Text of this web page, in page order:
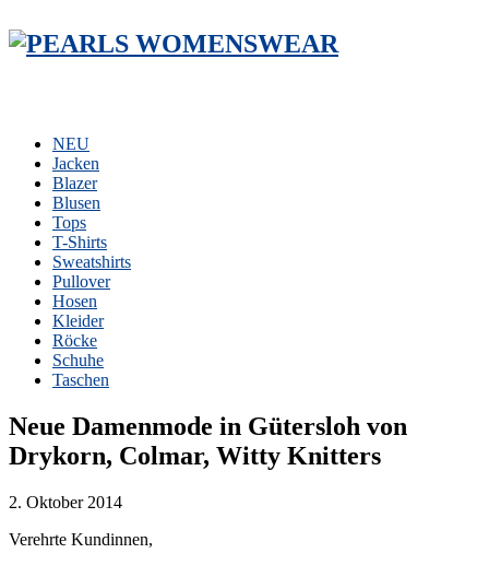
NEU
Jacken
Blazer
Blusen
Tops
T-Shirts
Sweatshirts
Pullover
Hosen
Kleider
Röcke
Schuhe
Taschen
Neue Damenmode in Gütersloh von
Drykorn, Colmar, Witty Knitters
2. Oktober 2014
Verehrte Kundinnen,